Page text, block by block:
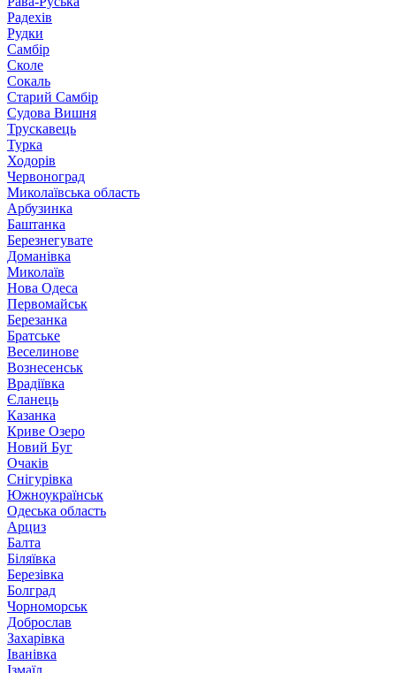
Радехів
Рудки
Самбір
Сколе
Сокаль
Старий Самбір
Судова Вишня
Трускавець
Турка
Ходорів
Червоноград
Миколаївська область
Арбузинка
Баштанка
Березнегувате
Доманівка
Миколаїв
Нова Одеса
Первомайськ
Березанка
Братське
Веселинове
Вознесенськ
Врадіївка
Єланець
Казанка
Криве Озеро
Новий Буг
Очаків
Снігурівка
Южноукраїнськ
Одеська область
Арциз
Балта
Біляївка
Березівка
Болград
Чорноморськ
Доброслав
Захарівка
Іванівка
Ізмаїл